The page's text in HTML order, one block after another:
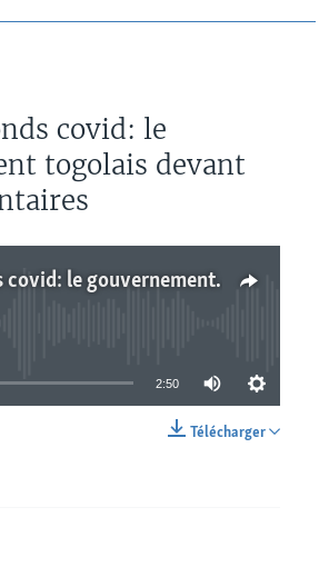
covid: le
togolais devant
Audit des fonds covid: le gouvernement togolais devant les parlementaires
2:50
Télécharger